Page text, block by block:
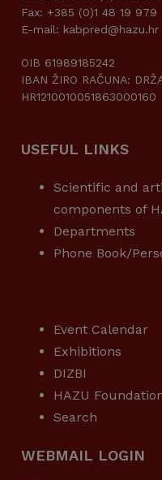
Fax: +385 (0)1 48 19 979
E-mail: kabpred@hazu.hr
OIB 61989185242
IBAN ŽIRO RAČUNA:
HR1210010051863000160
USEFUL LINKS
Scientific and
components of
Departments
Phone Book/
Event Calendar
Exhibitions
DIZBI
HAZU
Search
WEBMAIL LOGIN